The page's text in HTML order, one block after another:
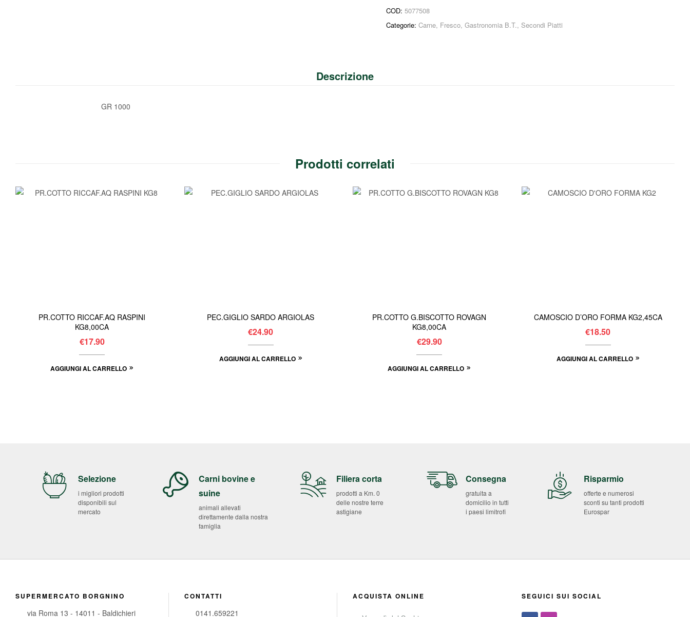
COD: 5077508
Categorie: Carne, Fresco, Gastronomia B.T., Secondi Piatti
Descrizione
GR 1000
Prodotti correlati
PR.COTTO RICCAF.AQ RASPINI
KG8,00CA
€17.90
AGGIUNGI AL CARRELLO
PEC.GIGLIO SARDO ARGIOLAS
€24.90
AGGIUNGI AL CARRELLO
PR.COTTO G.BISCOTTO ROVAGN
KG8,00CA
€29.90
AGGIUNGI AL CARRELLO
CAMOSCIO D’ORO FORMA KG2,45CA
€18.50
AGGIUNGI AL CARRELLO
Selezione
i migliori prodotti
disponibili sul
mercato
Carni bovine e
suine
animali allevati
direttamente dalla nostra
famiglia
Filiera corta
prodotti a Km. 0
delle nostre terre
astigiane
Consegna
gratuita a
domicilio in tutti
i paesi limitrofi
Risparmio
offerte e numerosi
sconti su tanti prodotti
Eurospar
SUPERMERCATO BORGNINO
via Roma 13 - 14011 - Baldichieri
CONTATTI
0141.659221
ACQUISTA ONLINE SEGUICI SUI SOCIAL